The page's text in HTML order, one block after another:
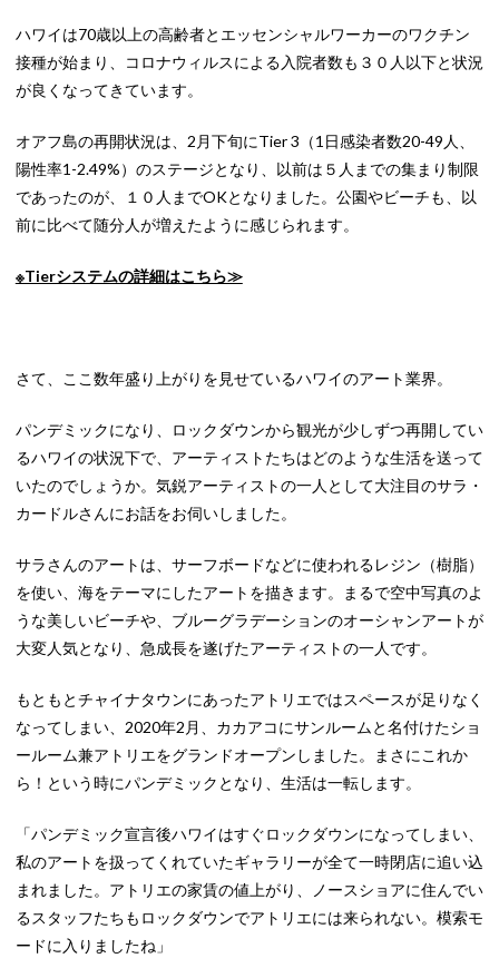
ハワイは70歳以上の高齢者とエッセンシャルワーカーのワクチン
接種が始まり、コロナウィルスによる入院者数も３０人以下と状況
が良くなってきています。
オアフ島の再開状況は、2月下旬にTier 3（1日感染者数20-49人、
陽性率1-2.49%）のステージとなり、以前は５人までの集まり制限
であったのが、１０人までOKとなりました。公園やビーチも、以
前に比べて随分人が増えたように感じられます。
※Tierシステムの詳細はこちら≫
さて、ここ数年盛り上がりを見せているハワイのアート業界。
パンデミックになり、ロックダウンから観光が少しずつ再開してい
るハワイの状況下で、アーティストたちはどのような生活を送って
いたのでしょうか。気鋭アーティストの一人として大注目のサラ・
カードルさんにお話をお伺いしました。
サラさんのアートは、サーフボードなどに使われるレジン（樹脂）
を使い、海をテーマにしたアートを描きます。まるで空中写真のよ
うな美しいビーチや、ブルーグラデーションのオーシャンアートが
大変人気となり、急成長を遂げたアーティストの一人です。
もともとチャイナタウンにあったアトリエではスペースが足りなく
なってしまい、2020年2月、カカアコにサンルームと名付けたショ
ールーム兼アトリエをグランドオープンしました。まさにこれか
ら！という時にパンデミックとなり、生活は一転します。
「パンデミック宣言後ハワイはすぐロックダウンになってしまい、
私のアートを扱ってくれていたギャラリーが全て一時閉店に追い込
まれました。アトリエの家賃の値上がり、ノースショアに住んでい
るスタッフたちもロックダウンでアトリエには来られない。模索モ
ードに入りましたね」